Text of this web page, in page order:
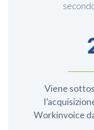
Viene
Workinvoice